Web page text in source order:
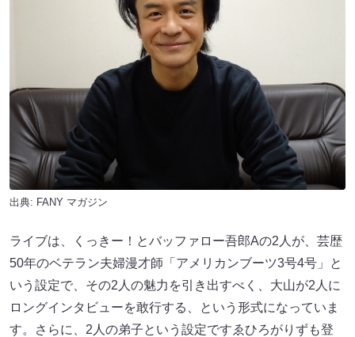
出典: FANY マガジン
ライブは、くっきー！とバッファロー吾郎Aの2人が、芸歴
50年のベテラン夫婦漫才師「アメリカンブーツ3号4号」と
いう設定で、その2人の魅力を引き出すべく、大山が2人に
ロングインタビューを敢行する、という形式になっていま
す。さらに、2人の弟子という設定ですゑひろがりずも登